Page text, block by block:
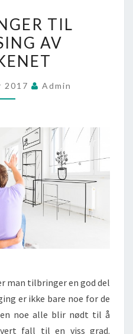
PENGER
TIL
OPPUSSING
KJØKKENET
TIL
AV
2017 Admin
man tilbringer en god del
er ikke bare noe for de
noe alle blir nødt til å
fall til en viss grad.